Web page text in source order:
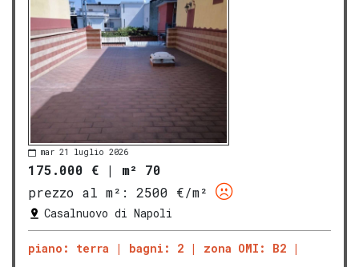
mar 21 luglio 2026
175.000 € | m² 70
prezzo al m²:
2500 €/m²
Casalnuovo di Napoli
piano: terra bagni: 2 zona OMI: B2